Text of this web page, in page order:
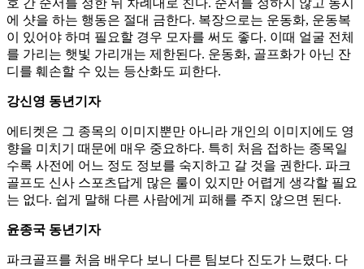
호 간 순서를 정한 뒤 차례대로 친다. 순서를 정하지 않고 동시
에 샷을 하는 행동은 절대 금한다. 복장으로는 운동화, 운동복
이 있어야 하며 필요할 경우 모자를 써도 좋다. 이때 얼굴 전체
를 가리는 햇빛 가리개는 제한된다. 운동화, 골프화가 아닌 잔
디를 훼손할 수 있는 등산화도 피한다.
강신영 동년기자
에티켓은 그 종목의 이미지뿐만 아니라 개인의 이미지에도 영
향을 미치기 때문에 매우 중요하다. 특히 처음 접하는 종목일
수록 사전에 어느 정도 정보를 숙지하고 갈 것을 권한다. 파크
골프도 신사 스포츠답게 많은 룰이 있지만 어렵게 생각할 필요
는 없다. 쉽게 말해 다른 사람에게 피해를 주지 않으면 된다.
윤종국 동년기자
파크골프를 처음 배우다 보니 다른 팀보다 진도가 느렸다. 다